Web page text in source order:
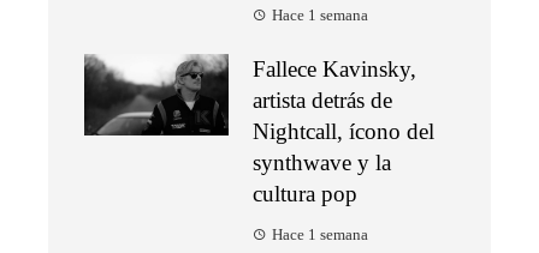
Hace 1 semana
Fallece Kavinsky,
artista detrás de
Nightcall, ícono del
synthwave y la
cultura pop
Hace 1 semana